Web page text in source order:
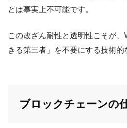
とは事実上不可能です。
この改ざん耐性と透明性こそが
きる第三者」を不要にする技術的
ブロックチェーンの